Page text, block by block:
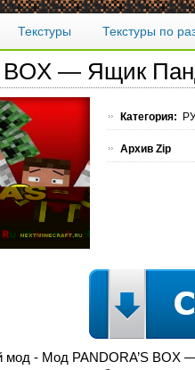
Текстуры Текстуры по
BOX — Ящик
Категория:
Архив Zip
мод - Мод PANDORA’S BOX